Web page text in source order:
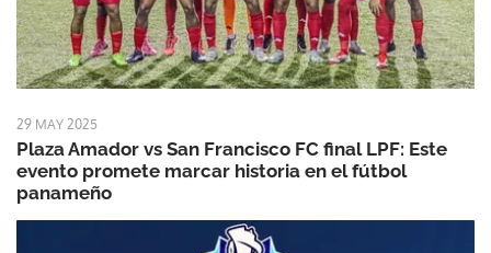
29 MAY 2025
Plaza Amador vs San Francisco FC final LPF: Este
evento promete marcar historia en el fútbol
panameño